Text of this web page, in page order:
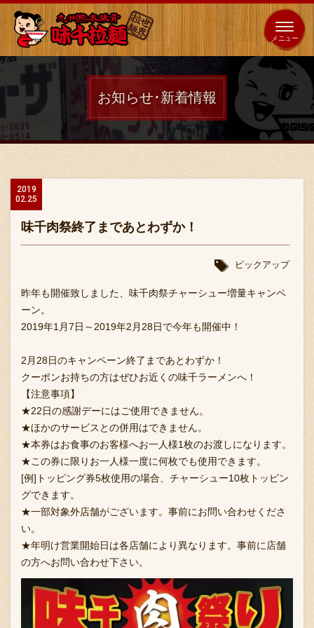
全国
展開 海外 653 店 64 店
ホーム
お問い合わせ
ブランド一覧
FC加盟店募集
お知らせ
お知らせ･新着情報
2019
02.25
味千肉祭終了まであとわずか！
ピックアップ
昨年も開催致しました、味千肉祭チャーシュー増量キャンペ
ーン。
2019年1月7日～2019年2月28日で今年も開催中！
2月28日のキャンペーン終了まであとわずか！
クーポンお持ちの方はぜひお近くの味千ラーメンへ！
【注意事項】
★22日の感謝デーにはご使用できません。
★ほかのサービスとの併用はできません。
★本券はお食事のお客様へお一人様1枚のお渡しになります。
★この券に限りお一人様一度に何枚でも使用できます。
[例]トッピング券5枚使用の場合、チャーシュー10枚トッピン
グできます。
★一部対象外店舗がございます。事前にお問い合わせくださ
い。
★年明け営業開始日は各店舗により異なります。事前に店舗
の方へお問い合わせ下さい。